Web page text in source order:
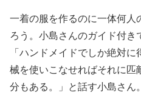
一着の服を作るのに一体何人
ろう。小島さんのガイド付き
「ハンドメイドでしか絶対
械を使いこなせればそれに匹
分もある。」と話す小島さん